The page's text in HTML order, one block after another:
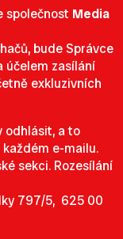
společnost Media
bude Správce
účelem zasílání
exkluzivních
odhlásit, a to
e-mailu.
sekci. Rozesílání
797/5, 625 00